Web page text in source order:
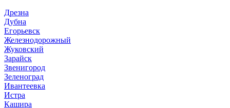
Дрезна
Дубна
Егорьевск
Железнодорожный
Жуковский
Зарайск
Звенигород
Зеленоград
Ивантеевка
Истра
Кашира